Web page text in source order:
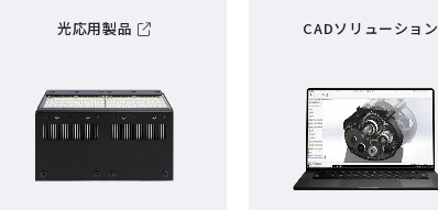
光応用製品 CADソリューション